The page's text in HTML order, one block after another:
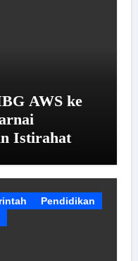
AWS ke
Istirahat
Pendidikan